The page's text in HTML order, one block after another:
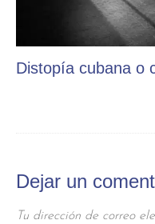
Distopía cubana o
Dejar un
Tu dirección de correo